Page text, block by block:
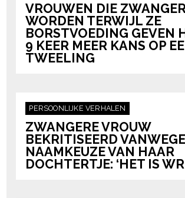
VROUWEN DIE ZWANGER
WORDEN TERWIJL ZE
BORSTVOEDING GEVEN
9 KEER MEER KANS OP
TWEELING
PERSOONLIJKE VERHALEN
ZWANGERE VROUW
BEKRITISEERD
NAAMKEUZE VAN HAAR
DOCHTERTJE: ‘HET IS